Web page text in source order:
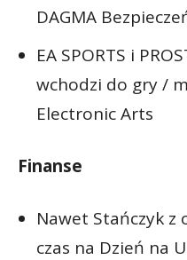
DAGMA
EA SPORTS i
wchodzi do gry /
Electronic Arts
Finanse
Nawet Stańczyk z
czas na Dzień na